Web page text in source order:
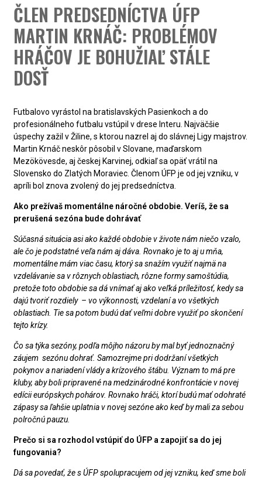
ČLEN PREDSEDNÍCTVA ÚFP
MARTIN KRNÁČ: PROBLÉMOV
HRÁČOV JE BOHUŽIAĽ STÁLE
DOSŤ
Futbalovo vyrástol na bratislavských Pasienkoch a do
profesionálneho futbalu vstúpil v drese Interu. Najväčšie
úspechy zažil v Žiline, s ktorou nazrel aj do slávnej Ligy majstrov.
Martin Krnáč neskôr pôsobil v Slovane, maďarskom
Mezökövesde, aj českej Karvinej, odkiaľ sa opäť vrátil na
Slovensko do Zlatých Moraviec. Členom ÚFP je od jej vzniku, v
apríli bol znova zvolený do jej predsedníctva.
Ako prežívaš momentálne náročné obdobie. Veríš, že sa
prerušená sezóna bude dohrávať
Súčasná situácia asi ako každé obdobie v živote nám niečo vzalo,
ale čo je podstatné veľa nám aj dáva. Rovnako je to aj u mňa,
momentálne mám viac času, ktorý sa snažím využiť najmä na
vzdelávanie sa v rôznych oblastiach, rôzne formy samoštúdia,
pretože toto obdobie sa dá vnímať aj ako veľká príležitosť, kedy sa
dajú tvoriť rozdiely – vo výkonnosti, vzdelaní a vo všetkých
oblastiach. Tie sa potom budú dať veľmi dobre využiť po skončení
tejto krízy.
Čo sa týka sezóny, podľa môjho názoru by mal byť jednoznačný
záujem sezónu dohrať. Samozrejme pri dodržaní všetkých
pokynov a nariadení vlády a krízového štábu. Význam to má pre
kluby, aby boli pripravené na medzinárodné konfrontácie v novej
edícii európskych pohárov. Rovnako hráči, ktorí budú mať odohraté
zápasy sa ľahšie uplatnia v novej sezóne ako keď by mali za sebou
polročnú pauzu.
Prečo si sa rozhodol vstúpiť do ÚFP a zapojiť sa do jej
fungovania?
Dá sa povedať, že s ÚFP spolupracujem od jej vzniku, keď sme boli